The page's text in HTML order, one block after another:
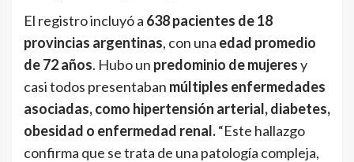
El registro incluyó a 638 pacientes de 18
provincias argentinas, con una edad promedio
de 72 años. Hubo un predominio de mujeresy
casi todos presentaban múltiples enfermedades
asociadas, como hipertensión arterial, diabetes,
obesidad o enfermedad renal.“Este hallazgo
confirma que se trata de una patología compleja,